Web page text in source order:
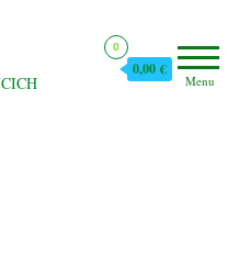
0
0,00 €
Menu